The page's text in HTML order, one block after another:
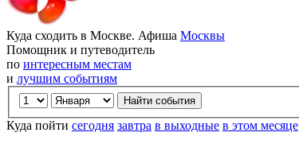
Куда сходить в Москве. Афиша Москвы
Помощник и путеводитель
по интересным местам
и лучшим событиям
Куда пойти сегодня завтра в выходные в этом месяце